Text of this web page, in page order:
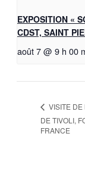
EXPOSITION «
CDST, SAINT
août 7 @ 9 h 00
VISITE DE
DE TIVOLI,
FRANCE